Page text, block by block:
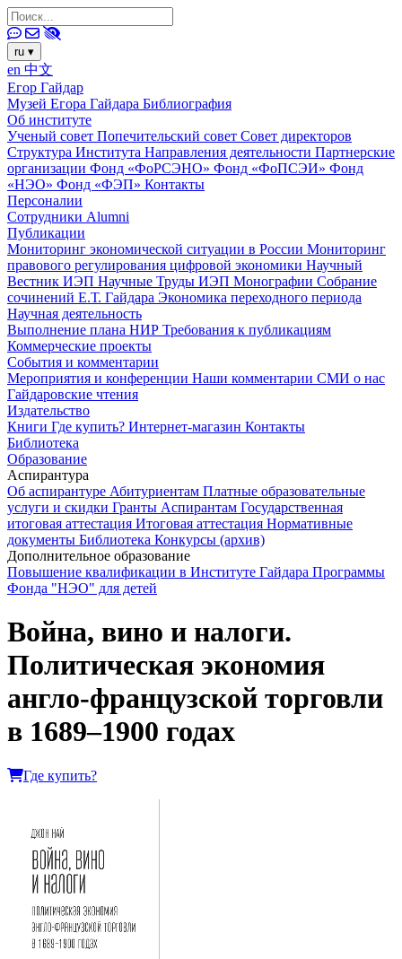
ru ▾
en 中文
Егор Гайдар
Музей Егора Гайдара Библиография
Об институте
Ученый совет Попечительский совет Совет директоров
Структура Института Направления деятельности Партнерские
организации Фонд «ФоРСЭНО» Фонд «ФоПСЭИ» Фонд
«НЭО» Фонд «ФЭП» Контакты
Персоналии
Сотрудники Alumni
Публикации
Мониторинг экономической ситуации в России Мониторинг
правового регулирования цифровой экономики Научный
Вестник ИЭП Научные Труды ИЭП Монографии Собрание
сочинений Е.Т. Гайдара Экономика переходного периода
Научная деятельность
Выполнение плана НИР Требования к публикациям
Коммерческие проекты
События и комментарии
Мероприятия и конференции Наши комментарии СМИ о нас
Гайдаровские чтения
Издательство
Книги Где купить? Интернет-магазин Контакты
Библиотека
Образование
Аспирантура
Об аспирантуре Абитуриентам Платные образовательные
услуги и скидки Гранты Аспирантам Государственная
итоговая аттестация Итоговая аттестация Нормативные
документы Библиотека Конкурсы (архив)
Дополнительное образование
Повышение квалификации в Институте Гайдара Программы
Фонда "НЭО" для детей
Война, вино и налоги.
Политическая экономия
англо-французской торговли
в 1689–1900 годах
Где купить?